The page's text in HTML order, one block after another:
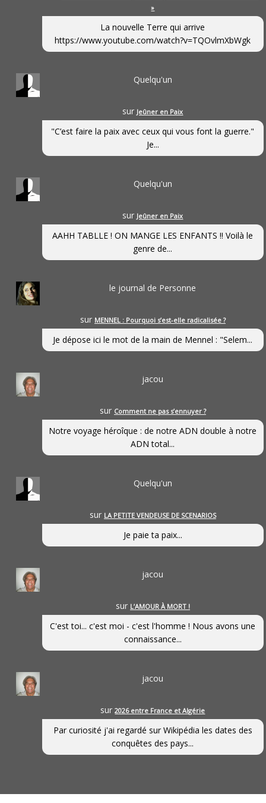
»
La nouvelle Terre qui arrive
https://www.youtube.com/watch?v=TQOvlmXbWgk
Quelqu'un
sur Jeûner en Paix
"C’est faire la paix avec ceux qui vous font la guerre."
Je...
Quelqu'un
sur Jeûner en Paix
AAHH TABLLE ! ON MANGE LES ENFANTS !! Voilà le
genre de...
le journal de Personne
sur MENNEL : Pourquoi s’est-elle radicalisée ?
Je dépose ici le mot de la main de Mennel : "Selem...
jacou
sur Comment ne pas s’ennuyer ?
Notre voyage héroîque : de notre ADN double à notre
ADN total...
Quelqu'un
sur LA PETITE VENDEUSE DE SCENARIOS
Je paie ta paix...
jacou
sur L’AMOUR À MORT !
C'est toi... c'est moi - c'est l'homme ! Nous avons une
connaissance...
jacou
sur2026 entre France et Algérie
Par curiosité j'ai regardé sur Wikipédia les dates des
conquêtes des pays...